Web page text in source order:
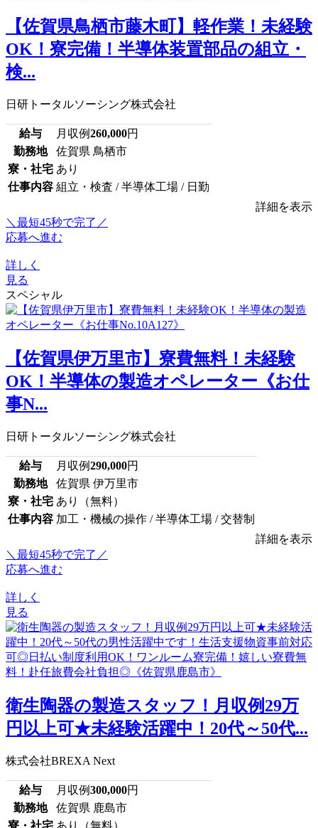
【佐賀県鳥栖市藤木町】軽作業！未経験
OK！寮完備！半導体装置部品の組立・
検...
日研トータルソーシング株式会社
給与 月収例260,000円
勤務地
佐賀県 鳥栖市
寮・社宅 あり
仕事内容 組立・検査 / 半導体工場 / 日勤
詳細を表示
＼最短45秒で完了／
応募へ進む
詳しく
見る
スペシャル
【佐賀県伊万里市】寮費無料！未経験
OK！半導体の製造オペレーター《お仕
事N...
日研トータルソーシング株式会社
給与 月収例290,000円
勤務地
佐賀県 伊万里市
寮・社宅 あり（無料）
仕事内容 加工・機械の操作 / 半導体工場 / 交替制
詳細を表示
＼最短45秒で完了／
応募へ進む
詳しく
見る
衛生陶器の製造スタッフ！月収例29万
円以上可★未経験活躍中！20代～50代...
株式会社BREXA Next
給与 月収例300,000円
勤務地
佐賀県 鹿島市
寮・社宅 あり（無料）